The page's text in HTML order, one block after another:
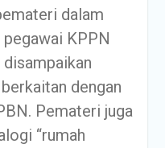
dalam
KPPN
dengan
Pemateri juga
“rumah